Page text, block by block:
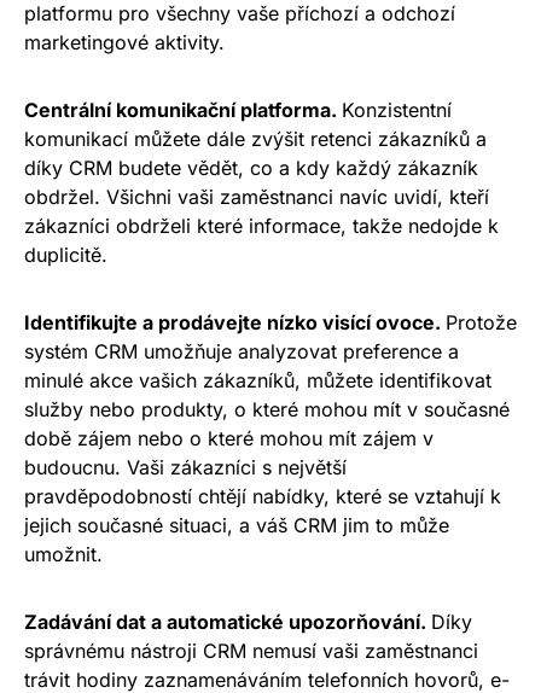
platformu pro všechny vaše příchozí a odchozí
marketingové aktivity.
Centrální komunikační platforma. Konzistentní
komunikací můžete dále zvýšit retenci zákazníků a
díky CRM budete vědět, co a kdy každý zákazník
obdržel. Všichni vaši zaměstnanci navíc uvidí, kteří
zákazníci obdrželi které informace, takže nedojde k
duplicitě.
Identifikujte a prodávejte nízko visící ovoce. Protože
systém CRM umožňuje analyzovat preference a
minulé akce vašich zákazníků, můžete identifikovat
služby nebo produkty, o které mohou mít v současné
době zájem nebo o které mohou mít zájem v
budoucnu. Vaši zákazníci s největší
pravděpodobností chtějí nabídky, které se vztahují k
jejich současné situaci, a váš CRM jim to může
umožnit.
Zadávání dat a automatické upozorňování. Díky
správnému nástroji CRM nemusí vaši zaměstnanci
trávit hodiny zaznamenáváním telefonních hovorů, e-